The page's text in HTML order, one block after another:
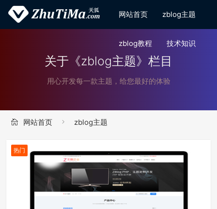
网站首页 zblog主题
zblog教程 技术知识
关于《zblog主题》栏目
用心开发每一款主题，给您最好的体验
网站首页 zblog主题
热门